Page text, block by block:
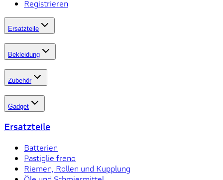
Registrieren
Ersatzteile
Bekleidung
Zubehör
Gadget
Ersatzteile
Batterien
Pastiglie freno
Riemen, Rollen und Kupplung